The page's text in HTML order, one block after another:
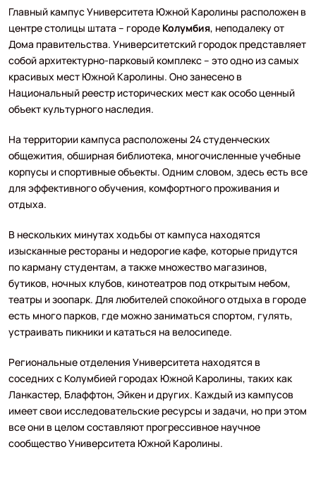
Главный кампус Университета Южной Каролины расположен в
центре столицы штата – городе Колумбия, неподалеку от
Дома правительства. Университетский городок представляет
собой архитектурно-парковый комплекс – это одно из самых
красивых мест Южной Каролины. Оно занесено в
Национальный реестр исторических мест как особо ценный
объект культурного наследия.
На территории кампуса расположены 24 студенческих
общежития, обширная библиотека, многочисленные учебные
корпусы и спортивные объекты. Одним словом, здесь есть все
для эффективного обучения, комфортного проживания и
отдыха.
В нескольких минутах ходьбы от кампуса находятся
изысканные рестораны и недорогие кафе, которые придутся
по карману студентам, а также множество магазинов,
бутиков, ночных клубов, кинотеатров под открытым небом,
театры и зоопарк. Для любителей спокойного отдыха в городе
есть много парков, где можно заниматься спортом, гулять,
устраивать пикники и кататься на велосипеде.
Региональные отделения Университета находятся в
соседних с Колумбией городах Южной Каролины, таких как
Ланкастер, Блаффтон, Эйкен и других. Каждый из кампусов
имеет свои исследовательские ресурсы и задачи, но при этом
все они в целом составляют прогрессивное научное
сообщество Университета Южной Каролины.